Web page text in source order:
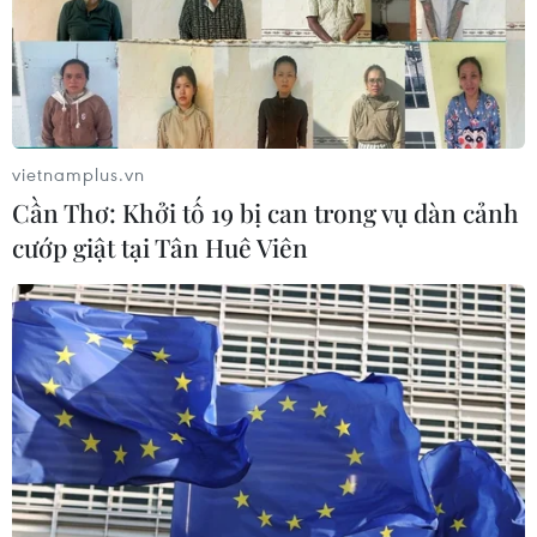
CƠ QUAN CHỦ QUẢN: THÔNG TẤN XÃ VIỆT NAM
Tổng Biên tập: TRẦN TIẾN DUẨN
Phó Tổng Biên tập: NGUYỄN THỊ TÁM, KHÚC THANH
Sở hữu trí tuệ
Quy định sử dụng
Ngôn ngữ
TTXVN
Dịch vụ tin
Quảng cáo
Liên hệ
Giấy phép số: 1374/GP-BTTTT do Bộ Thông tin và Truyền thông
vietnamplus.vn
Cần Thơ: Khởi tố 19 bị can trong vụ dàn cảnh
cướp giật tại Tân Huê Viên